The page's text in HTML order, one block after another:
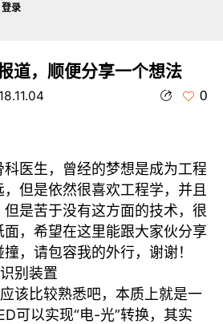
道，顺便分享一个想法
0
医生，曾经的梦想是成为工程
但是依然很喜欢工程学，并且
是苦于没有这方面的技术，很
，希望在这里能跟大家伙分享
，请包容我的外行，谢谢！
别装置
该比较熟悉吧，本质上就是一
可以实现“电-光”转换，其实
登录